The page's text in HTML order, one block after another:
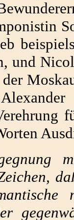
und
der